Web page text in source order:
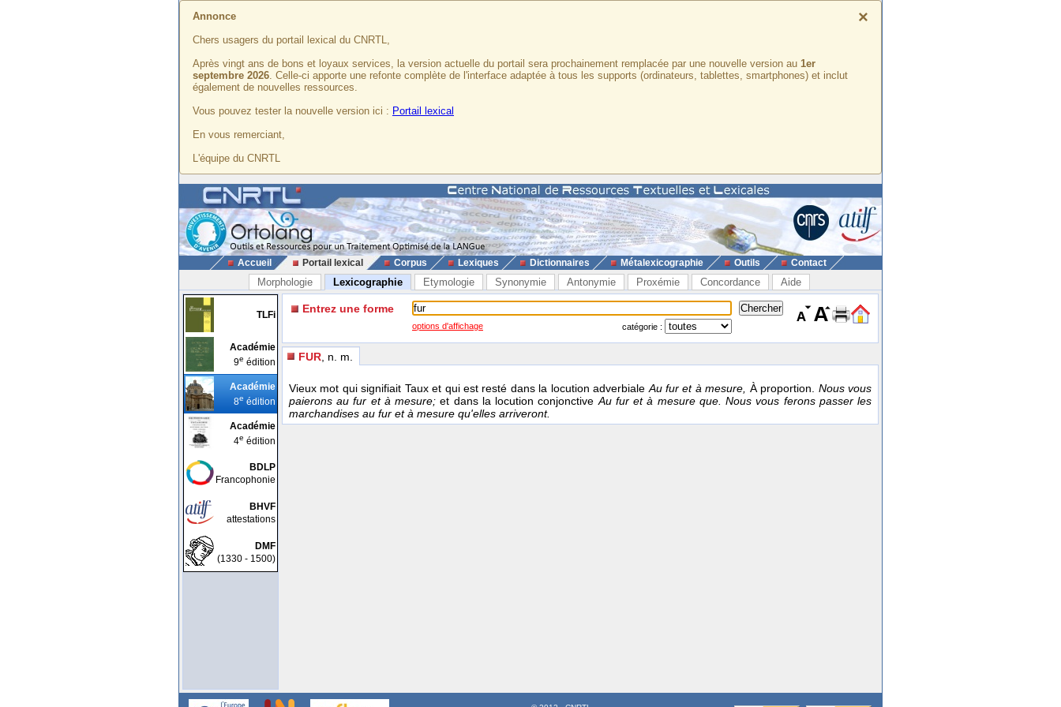
×
Annonce
Chers usagers du portail lexical du CNRTL,
Après vingt ans de bons et loyaux services, la version actuelle du portail sera prochainement remplacée par une nouvelle version au 1er
septembre 2026. Celle-ci apporte une refonte complète de l'interface adaptée à tous les supports (ordinateurs, tablettes, smartphones) et inclut
également de nouvelles ressources.
Vous pouvez tester la nouvelle version ici : Portail lexical
En vous remerciant,
L'équipe du CNRTL
Accueil Portail lexical Corpus Lexiques Dictionnaires Métalexicographie Outils Contact
Morphologie Lexicographie Etymologie Synonymie Antonymie Proxémie Concordance Aide
TLFi
Académie
9e édition
Académie
8e édition
Académie
4e édition
BDLP
Francophonie
BHVF
attestations
DMF
(1330 - 1500)
Entrez une forme
options d'affichage catégorie :
FUR , n. m.
Vieux mot qui signifiait Taux et qui est resté dans la locution adverbialeAu fur et à mesure, À proportion. Nous vous
paierons au fur et à mesure;et dans la locution conjonctiveAu fur et à mesure que. Nous vous ferons passer les
marchandises au fur et à mesure qu'elles arriveront.